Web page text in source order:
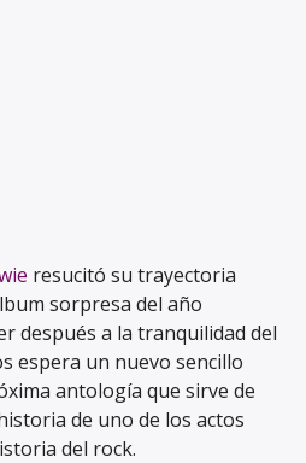
resucitó su trayectoria
sorpresa del año
después a la tranquilidad del
espera un nuevo sencillo
antología que sirve de
de uno de los actos
del rock.